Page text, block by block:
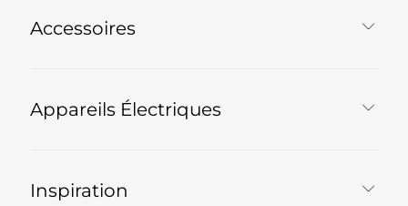
Accessoires
Appareils Électriques
Inspiration